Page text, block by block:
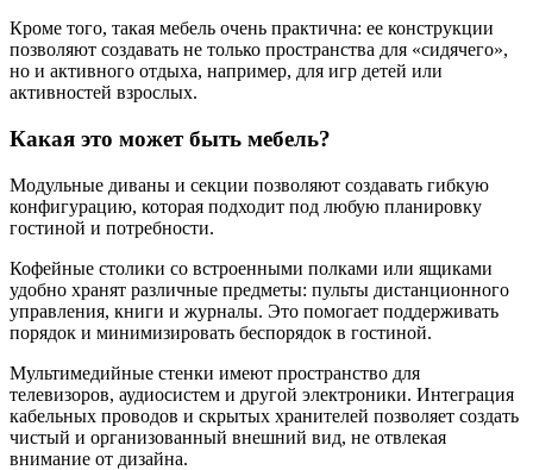
Кроме того, такая мебель очень практична: ее конструкции
позволяют создавать не только пространства для «сидячего»,
но и активного отдыха, например, для игр детей или
активностей взрослых.
Какая это может быть мебель?
Модульные диваны и секции позволяют создавать гибкую
конфигурацию, которая подходит под любую планировку
гостиной и потребности.
Кофейные столики со встроенными полками или ящиками
удобно хранят различные предметы: пульты дистанционного
управления, книги и журналы. Это помогает поддерживать
порядок и минимизировать беспорядок в гостиной.
Мультимедийные стенки имеют пространство для
телевизоров, аудиосистем и другой электроники. Интеграция
кабельных проводов и скрытых хранителей позволяет создать
чистый и организованный внешний вид, не отвлекая
внимание от дизайна.